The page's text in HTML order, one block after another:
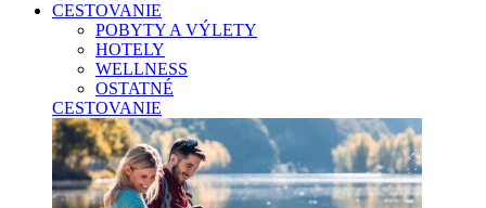
CESTOVANIE
POBYTY A VÝLETY
HOTELY
WELLNESS
OSTATNÉ
CESTOVANIE